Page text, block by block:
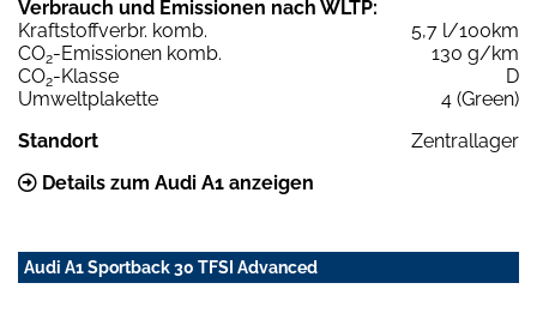
Verbrauch und Emissionen nach WLTP:
Kraftstoffverbr. komb.
5,7 l/100km
CO2-Emissionen komb.
130 g/km
CO2-Klasse
D
Umweltplakette
4 (Green)
Standort
Zentrallager
Details zum Audi A1 anzeigen
Audi A1 Sportback 30 TFSI Advanced